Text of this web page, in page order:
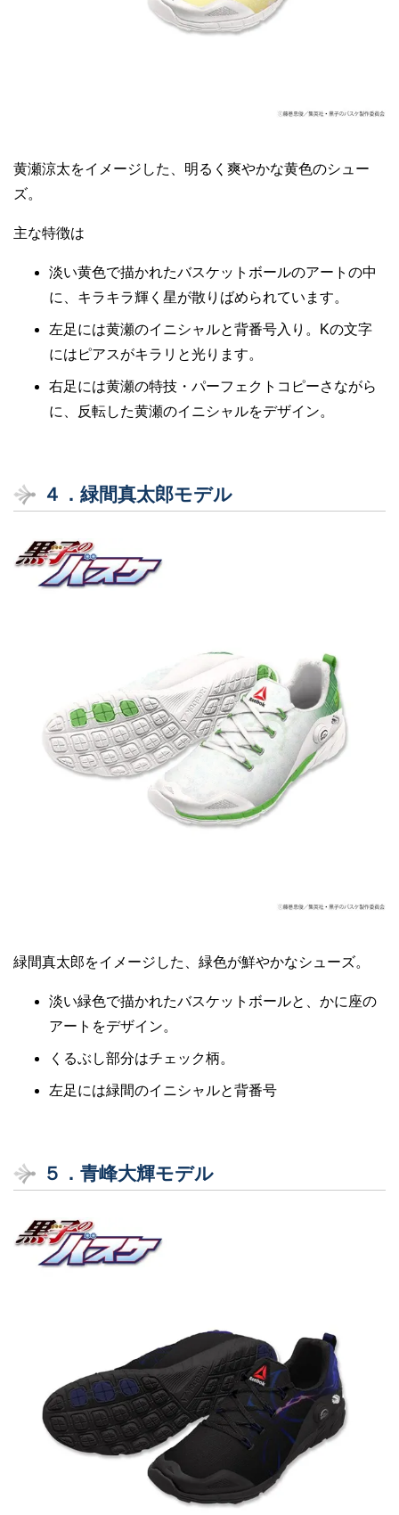
黄瀬涼太をイメージした、明るく爽やかな黄色のシュー
ズ。
主な特徴は
淡い黄色で描かれたバスケットボールのアートの中
に、キラキラ輝く星が散りばめられています。
左足には黄瀬のイニシャルと背番号入り。Kの文字
にはピアスがキラリと光ります。
右足には黄瀬の特技・パーフェクトコピーさながら
に、反転した黄瀬のイニシャルをデザイン。
４．緑間真太郎モデル
緑間真太郎をイメージした、緑色が鮮やかなシューズ。
淡い緑色で描かれたバスケットボールと、かに座の
アートをデザイン。
くるぶし部分はチェック柄。
左足には緑間のイニシャルと背番号
５．青峰大輝モデル